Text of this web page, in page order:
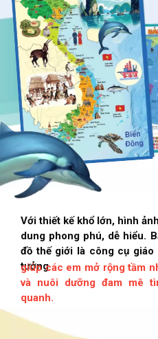
Với thiết kế khổ lớn, hình
dung phong phú, dễ hiểu.
đồ thế giới là công cụ
tưởng
giúp các em mở rộng tầm
và nuôi dưỡng đam mê
quanh.